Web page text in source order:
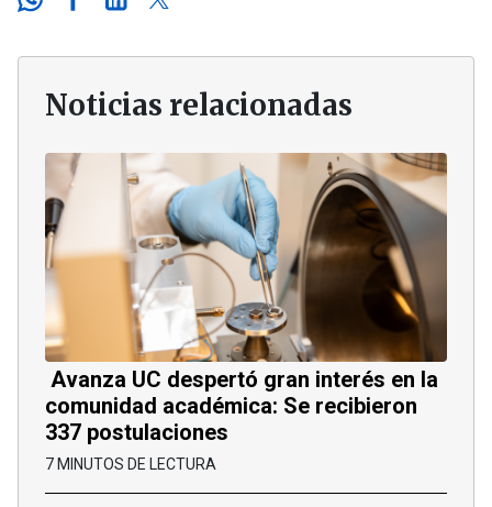
Noticias relacionadas
Avanza UC despertó gran interés en la
comunidad académica: Se recibieron
337 postulaciones
7 MINUTOS DE LECTURA